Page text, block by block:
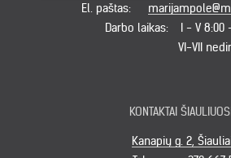
El. paštas:
Darbo laikas:
I - V 8:00
VI-VII
KONTAKTAI
Kanapių g. 2,